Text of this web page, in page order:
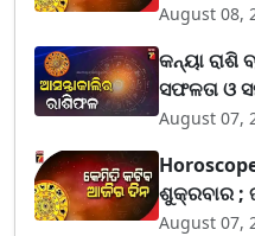
August 08,
କନ୍ୟା ରାଶି
ସଫଳତା ଓ
August 07,
ଶୁକ୍ରବାର ;
August 07,